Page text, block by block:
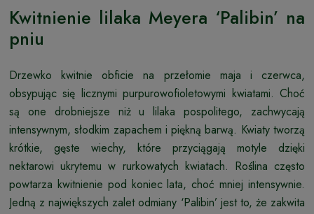
Kwitnienie lilaka Meyera ‘Palibin’ na
pniu
Drzewko kwitnie obficie na przełomie maja i czerwca,
obsypując się licznymi purpurowofioletowymi kwiatami. Choć
są one drobniejsze niż u lilaka pospolitego, zachwycają
intensywnym, słodkim zapachem i piękną barwą. Kwiaty tworzą
krótkie, gęste wiechy, które przyciągają motyle dzięki
nektarowi ukrytemu w rurkowatych kwiatach. Roślina często
powtarza kwitnienie pod koniec lata, choć mniej intensywnie.
Jedną z największych zalet odmiany ‘Palibin’ jest to, że zakwita